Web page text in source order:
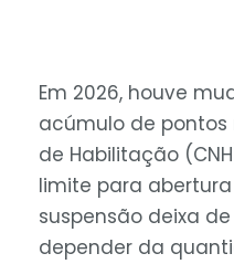
Em 2026, houve
acúmulo de
de Habilitação
limite para
suspensão deixa
depender da